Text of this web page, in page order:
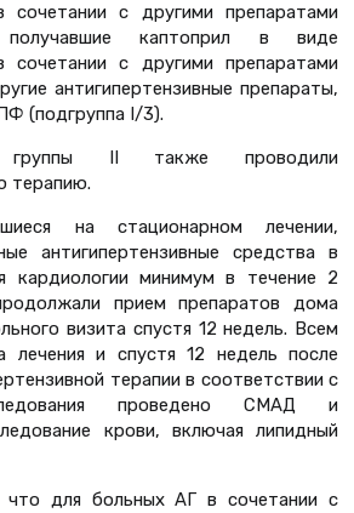
сочетании с другими препаратами
каптоприл в виде
сочетании с другими препаратами
антигипертензивные препараты,
(подгруппа I/3).
II также проводили
терапию.
на стационарном лечении,
антигипертензивные средства в
кардиологии минимум в течение 2
прием препаратов дома
визита спустя 12 недель. Всем
лечения и спустя 12 недель после
терапии в соответствии с
проведено СМАД и
крови, включая липидный
что для больных АГ в сочетании с